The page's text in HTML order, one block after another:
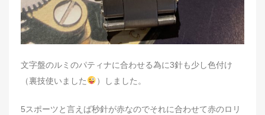
文字盤のルミのパティナに合わせる為に3針も少し色付け
（裏技使いました
）しました。
5スポーツと言えば秒針が赤なのでそれに合わせて赤のロリ